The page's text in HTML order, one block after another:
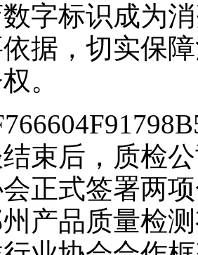
字标识成为
据，切实保
。
后，质检公
正式签署两
产品质量检